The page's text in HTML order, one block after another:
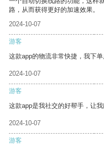
路，从而获得更好的加速效果。
2024-10-07
游客
这款app的物流非常快捷，我下单
2024-10-07
游客
这款app是我社交的好帮手，让
2024-10-07
游客